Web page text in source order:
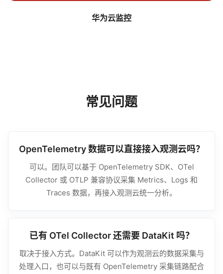
华为云监控
常见问题
OpenTelemetry 数据可以直接接入观测云吗？
可以。团队可以基于 OpenTelemetry SDK、OTel
Collector 或 OTLP 兼容协议采集 Metrics、Logs 和
Traces 数据，再接入观测云统一分析。
已有 OTel Collector 还需要 DataKit 吗？
取决于接入方式。DataKit 可以作为观测云的数据采集与
处理入口，也可以与既有 OpenTelemetry 采集链路配合